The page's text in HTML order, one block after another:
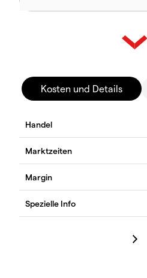
Kosten und Details